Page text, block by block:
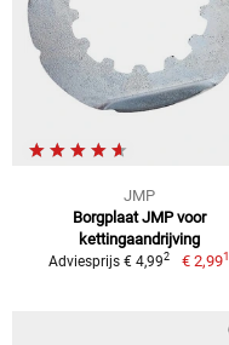
JMP
Borgplaat JMP voor
kettingaandrijving
Adviesprijs € 4,992 € 2,991